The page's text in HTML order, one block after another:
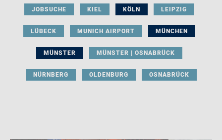
JOBSUCHE KIEL KÖLN LEIPZIG
LÜBECK MUNICH AIRPORT MÜNCHEN
MÜNSTER MÜNSTER | OSNABRÜCK
NÜRNBERG OLDENBURG OSNABRÜCK